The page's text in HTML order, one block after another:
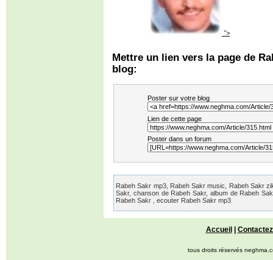
">
Mettre un lien vers la page de
blog:
Poster sur votre blog
Lien de cette page
Poster dans un forum
Rabeh Sakr mp3, Rabeh Sakr music, Rabeh Sakr
Sakr, chanson de Rabeh Sakr, album de Rabeh
Rabeh Sakr , ecouter Rabeh Sakr mp3
Accueil|
tous droits réservés